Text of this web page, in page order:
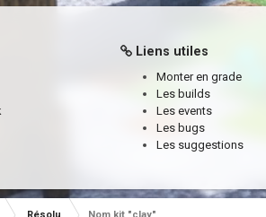
Liens utiles
Monter en grade
Les builds
Les events
Les bugs
Les suggestions